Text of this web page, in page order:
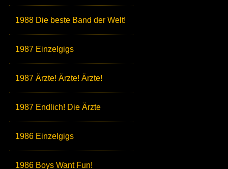
1988 Die beste Band der Welt!
1987 Einzelgigs
1987 Ärzte! Ärzte! Ärzte!
1987 Endlich! Die Ärzte
1986 Einzelgigs
1986 Boys Want Fun!